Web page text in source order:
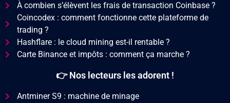
À combien s’élèvent les frais de transaction Coinbase ?
Coincodex : comment fonctionne cette plateforme de
trading ?
Hashflare : le cloud mining est-il rentable ?
Carte Binance et impôts : comment ça marche ?
👉 Nos lecteurs les adorent !
Antminer S9 : machine de minage